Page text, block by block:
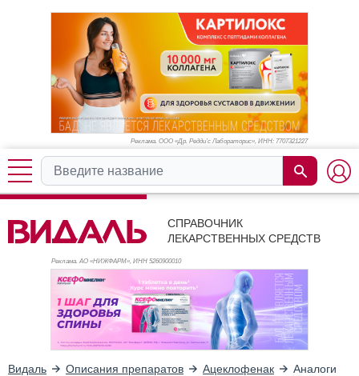
Реклама. ООО «Др. Редди’с Лабораторис», ИНН: 7707321227
СПРАВОЧНИК
ЛЕКАРСТВЕННЫХ СРЕДСТВ
Реклама. АО «НИЖФАРМ», ИНН 5260900010
Видаль Описания препаратов Ацеклофенак Аналоги